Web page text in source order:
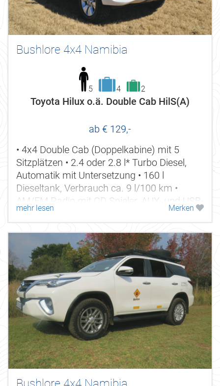
Bushlore 4x4 Namibia
5 4 2
Toyota Hilux o.ä. Double Cab HilS(A)
ab € 129,-
• 4x4 Double Cab (Doppelkabine) mit 5
Sitzplätzen • 2.4 oder 2.8 l* Turbo Diesel,
Automatik mit Untersetzung • 160 l
Dieseltank, Verbrauch ca. 9 l/100 km •
AM/FM Radio mit CD Spieler, AUX, und USB-
Anschluss, Bluetooth •...
mehr lesen Merken